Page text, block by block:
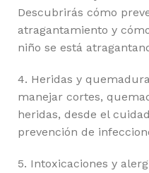
Descubrirás cómo
atragantamiento y
niño se está
4. Heridas y
manejar cortes,
heridas, desde el
prevención de
5. Intoxicaciones y